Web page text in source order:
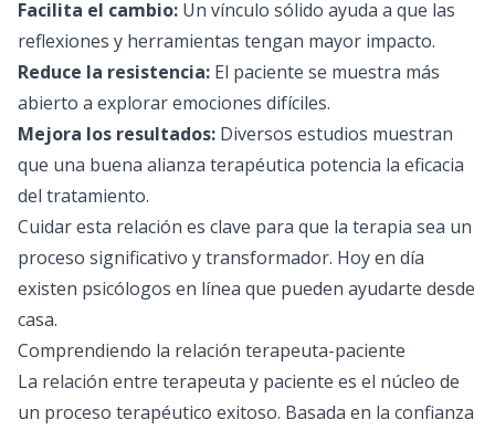
Facilita el cambio: Un vínculo sólido ayuda a que las
reflexiones y herramientas tengan mayor impacto.
Reduce la resistencia: El paciente se muestra más
abierto a explorar emociones difíciles.
Mejora los resultados: Diversos estudios muestran
que una buena alianza terapéutica potencia la eficacia
del tratamiento.
Cuidar esta relación es clave para que la terapia sea un
proceso significativo y transformador. Hoy en día
existen psicólogos en línea que pueden ayudarte desde
casa.
Comprendiendo la relación terapeuta-paciente
La relación entre terapeuta y paciente es el núcleo de
un proceso terapéutico exitoso. Basada en la confianza